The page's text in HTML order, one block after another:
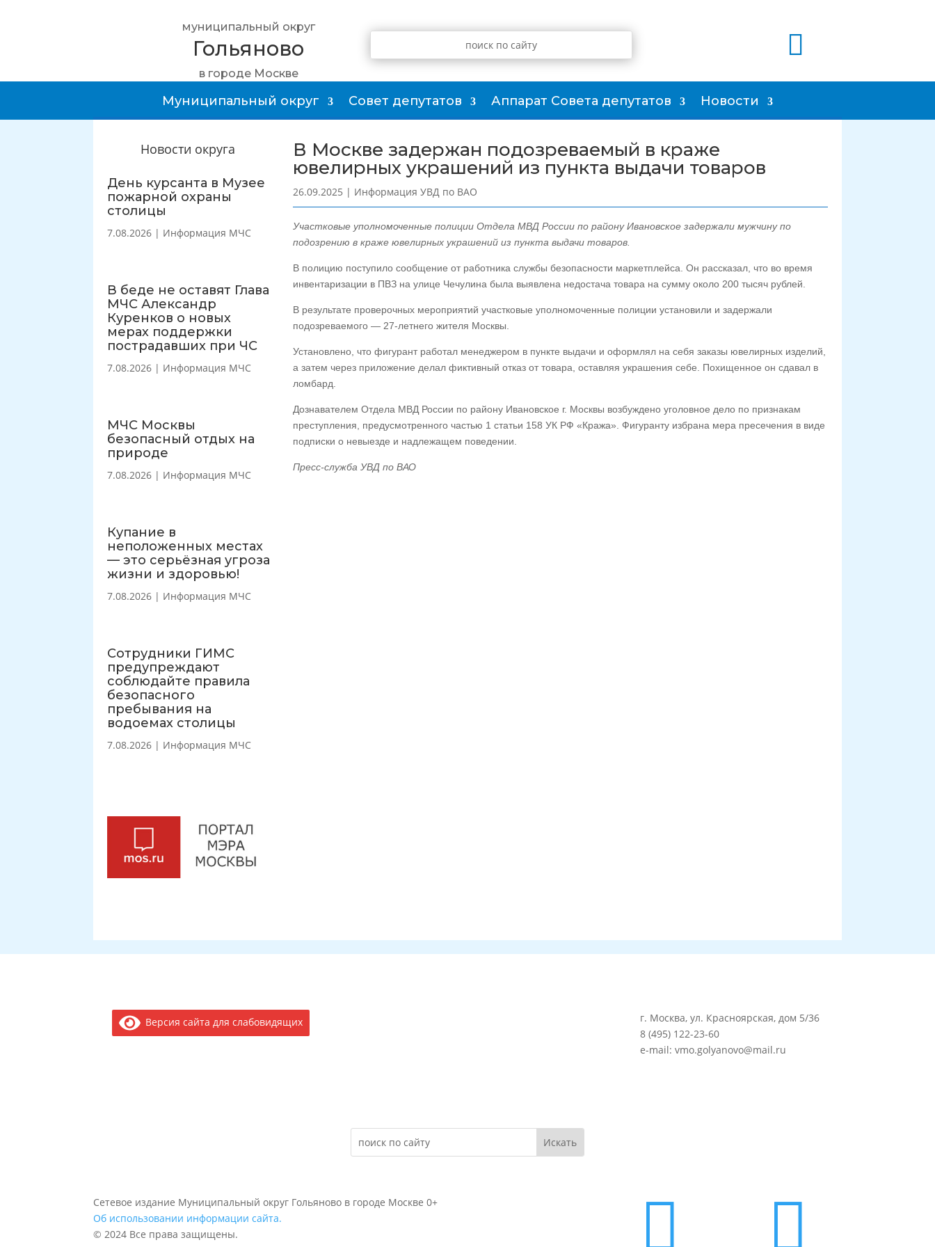
муниципальный округ
Гольяново
в городе Москве

Муниципальный округ Совет депутатов Аппарат Совета депутатов Новости
Новости округа
День курсанта в Музее
пожарной охраны
столицы
7.08.2026 | Информация МЧС
В беде не оставят Глава
МЧС Александр
Куренков о новых
мерах поддержки
пострадавших при ЧС
7.08.2026 | Информация МЧС
МЧС Москвы
безопасный отдых на
природе
7.08.2026 | Информация МЧС
Купание в
неположенных местах
— это серьёзная угроза
жизни и здоровью!
7.08.2026 | Информация МЧС
Сотрудники ГИМС
предупреждают
соблюдайте правила
безопасного
пребывания на
водоемах столицы
7.08.2026 | Информация МЧС
В Москве задержан подозреваемый в краже
ювелирных украшений из пункта выдачи товаров
26.09.2025 | Информация УВД по ВАО
Участковые уполномоченные полиции Отдела МВД России по району Ивановское задержали мужчину по
подозрению в краже ювелирных украшений из пункта выдачи товаров.
В полицию поступило сообщение от работника службы безопасности маркетплейса. Он рассказал, что во время
инвентаризации в ПВЗ на улице Чечулина была выявлена недостача товара на сумму около 200 тысяч рублей.
В результате проверочных мероприятий участковые уполномоченные полиции установили и задержали
подозреваемого — 27-летнего жителя Москвы.
Установлено, что фигурант работал менеджером в пункте выдачи и оформлял на себя заказы ювелирных изделий,
а затем через приложение делал фиктивный отказ от товара, оставляя украшения себе. Похищенное он сдавал в
ломбард.
Дознавателем Отдела МВД России по району Ивановское г. Москвы возбуждено уголовное дело по признакам
преступления, предусмотренного частью 1 статьи 158 УК РФ «Кража». Фигуранту избрана мера пресечения в виде
подписки о невыезде и надлежащем поведении.
Пресс-служба УВД по ВАО
Версия сайта для слабовидящих
г. Москва, ул. Красноярская, дом 5/36
8 (495) 122-23-60
e-mail: vmo.golyanovo@mail.ru
Сетевое издание Муниципальный округ Гольяново в городе Москве 0+
Об использовании информации сайта.
© 2024 Все права защищены.
 